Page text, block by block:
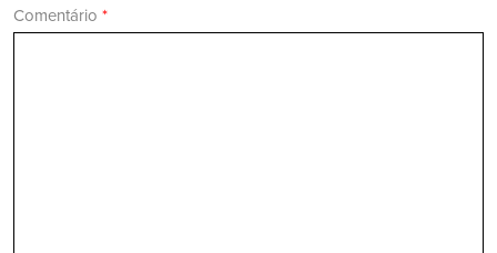
Comentário *